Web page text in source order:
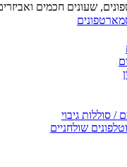
שעונים חכמים
/ סוללות גיבוי
שולחניים